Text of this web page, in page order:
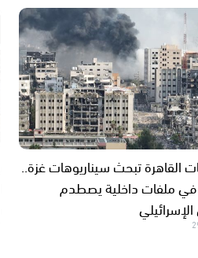
القاهرة تبحث سيناريوهات غزة..
ملفات داخلية يصطدم